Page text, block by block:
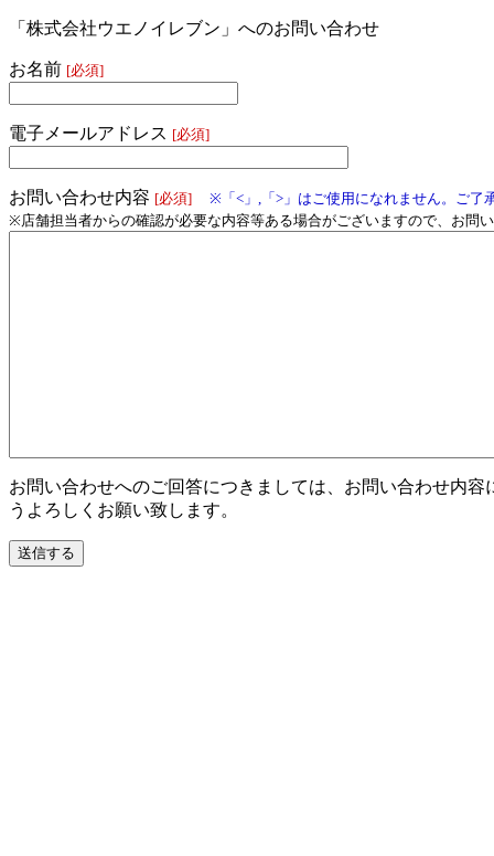
「株式会社ウエノイレブン」へのお問い合わせ
お名前 [必須]
電子メールアドレス [必須]
お問い合わせ内容 [必須]
※「<」,「>」はご使用になれません。ご了
※店舗担当者からの確認が必要な内容等ある場合がございますので、お問
お問い合わせへのご回答につきましては、お問い合わせ内
うよろしくお願い致します。